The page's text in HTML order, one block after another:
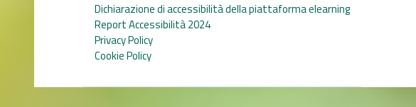
Dichiarazione di accessibilità della piattaforma elearning
Report Accessibilità 2024
Privacy Policy
Cookie Policy